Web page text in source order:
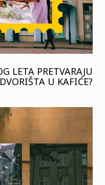
LETA PRETVARAJU
U KAFIĆE?